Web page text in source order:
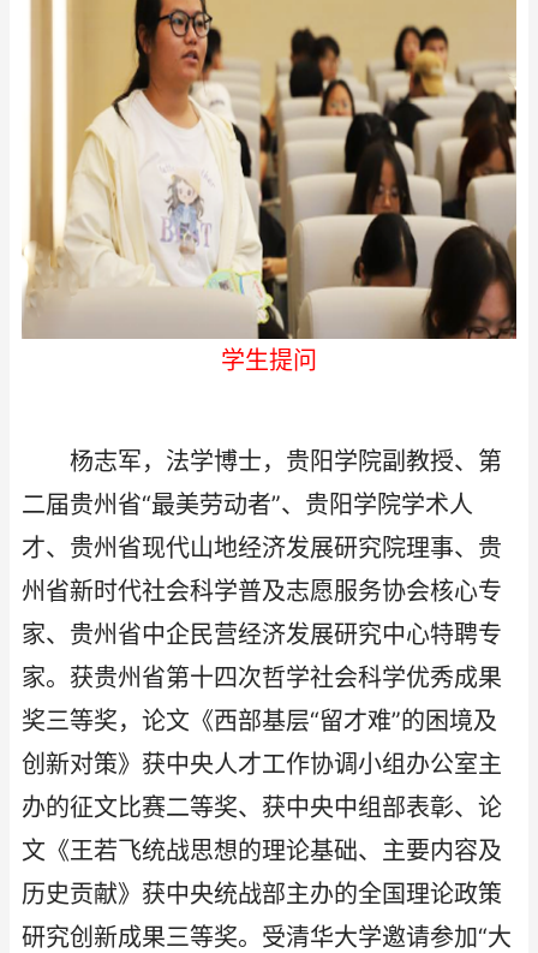
学生提问
杨志军，法学博士，贵阳学院副教授、第
二届贵州省“最美劳动者”、贵阳学院学术人
才、贵州省现代山地经济发展研究院理事、贵
州省新时代社会科学普及志愿服务协会核心专
家、贵州省中企民营经济发展研究中心特聘专
家。获贵州省第十四次哲学社会科学优秀成果
奖三等奖，论文《西部基层“留才难”的困境及
创新对策》获中央人才工作协调小组办公室主
办的征文比赛二等奖、获中央中组部表彰、论
文《王若飞统战思想的理论基础、主要内容及
历史贡献》获中央统战部主办的全国理论政策
研究创新成果三等奖。受清华大学邀请参加“大